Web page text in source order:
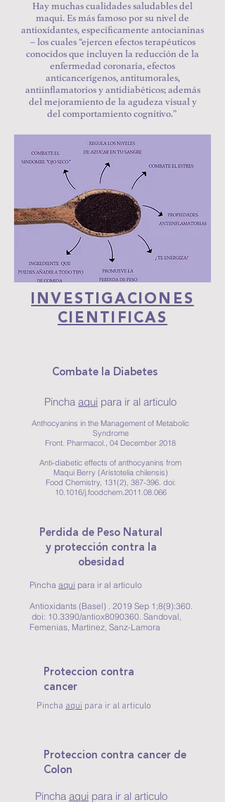
Hay muchas cualidades saludables del
maqui. Es más famoso por su nivel de
antioxidantes, específicamente antocianinas
– los cuales “ejercen efectos terapéuticos
conocidos que incluyen la reducción de la
enfermedad coronaria, efectos
anticancerígenos, antitumorales,
antiinﬂamatorios y antidiabéticos; además
del mejoramiento de la agudeza visual y
del comportamiento cognitivo.”
INVESTIGACIONES
CIENTIFICAS
Combate la Diabetes
Pincha aqui para ir al articulo
Anthocyanins in the Management of Metabolic
Syndrome
Front. Pharmacol., 04 December 2018
Anti-diabetic effects of anthocyanins from
Maqui Berry (Aristotelia chilensis)
Food Chemistry, 131(2), 387-396. doi:
10.1016/j.foodchem.2011.08.066
Perdida de Peso Natural
y protección contra la
obesidad
Pincha aqui para ir al articulo
Antioxidants (Basel) . 2019 Sep 1;8(9):360.
doi: 10.3390/antiox8090360. Sandoval,
Femenias, Martinez, Sanz-Lamora
Proteccion contra
cancer
Pincha aqui para ir al articulo
Proteccion contra cancer de
Colon
Pincha aqui para ir al articulo